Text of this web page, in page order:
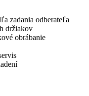
zadania odberateľa
držiakov
obrábanie